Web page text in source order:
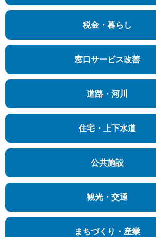
税金・暮らし
窓口サービス改善
道路・河川
住宅・上下水道
公共施設
観光・交通
まちづくり・産業